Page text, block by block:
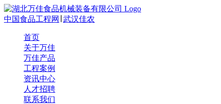
中国食品工程网 武汉佳农
首页
关于万佳
万佳产品
工程案例
资讯中心
人才招聘
联系我们